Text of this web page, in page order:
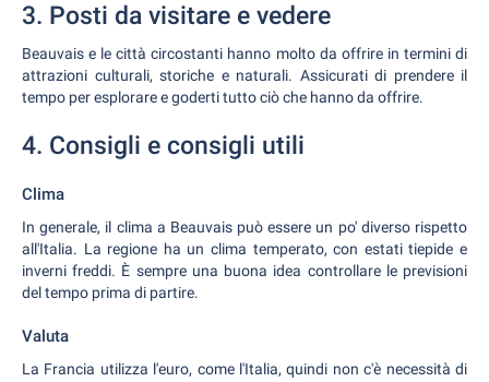
3. Posti da visitare e vedere
Beauvais e le città circostanti hanno molto da offrire in termini di
attrazioni culturali, storiche e naturali. Assicurati di prendere il
tempo per esplorare e goderti tutto ciò che hanno da offrire.
4. Consigli e consigli utili
Clima
In generale, il clima a Beauvais può essere un po' diverso rispetto
all'Italia. La regione ha un clima temperato, con estati tiepide e
inverni freddi. È sempre una buona idea controllare le previsioni
del tempo prima di partire.
Valuta
La Francia utilizza l'euro, come l'Italia, quindi non c'è necessità di